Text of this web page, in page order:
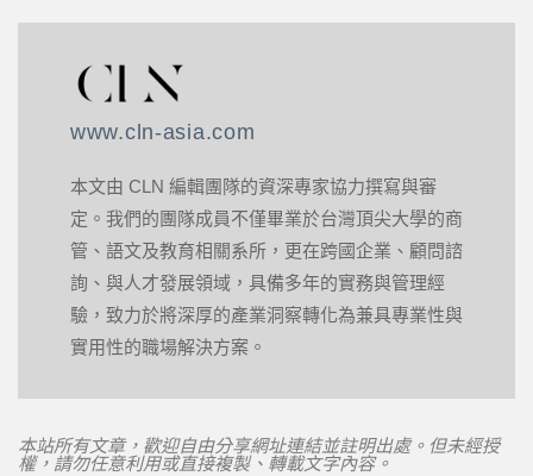
www.cln-asia.com
本文由 CLN 編輯團隊的資深專家協力撰寫與審
定。我們的團隊成員不僅畢業於台灣頂尖大學的商
管、語文及教育相關系所，更在跨國企業、顧問諮
詢、與人才發展領域，具備多年的實務與管理經
驗，致力於將深厚的產業洞察轉化為兼具專業性與
實用性的職場解決方案。
本站所有文章，歡迎自由分享網址連結並註明出處。但未經授
權，請勿任意利用或直接複製、轉載文字內容。